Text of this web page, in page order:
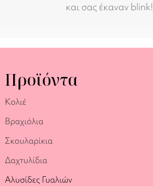
και σας έκαναν blink!
Προϊόντα
Κολιέ
Βραχιόλια
Σκουλαρίκια
Δαχτυλίδια
Αλυσίδες Γυαλιών